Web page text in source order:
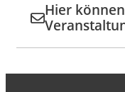
Hier